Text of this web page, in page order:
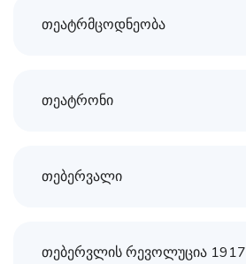
თეატრმცოდნეობა
თეატრონი
თებერვალი
თებერვლის რევოლუცია 1917